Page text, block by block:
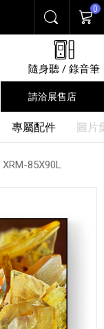
搜尋 購物
0
隨身聽 / 錄音筆
請洽展售店
專屬配件 圖片
目前頁面：
XRM-85X90L